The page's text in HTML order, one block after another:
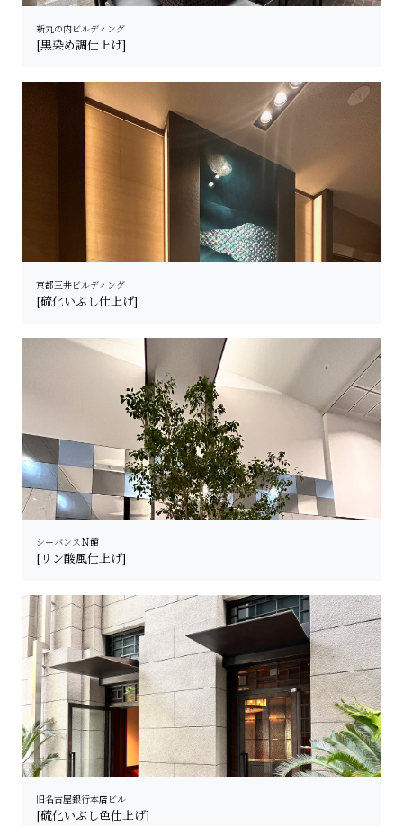
新丸の内ビルディング
[黒染め調仕上げ]
京都三井ビルディング
[硫化いぶし仕上げ]
シーバンスＮ館
[リン酸風仕上げ]
旧名古屋銀行本店ビル
[硫化いぶし色仕上げ]